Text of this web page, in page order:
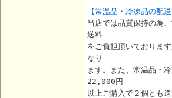
【常温品・冷凍品の配送
当店では品質保持の為
送料
をご負担頂いておりま
なり
ます。また、常温品・
22,000円
以上ご購入で２個とも